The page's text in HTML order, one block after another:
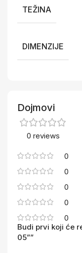
TEŽINA
DIMENZIJE
Dojmovi
0 reviews
0
0
0
0
0
Budi prvi koji će
05””